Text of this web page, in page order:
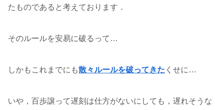
たものであると考えております．
そのルールを安易に破るって…
しかもこれまでにも散々ルールを破ってきた くせに…
いや，百歩譲って遅刻は仕方がないにしても，遅れそうな